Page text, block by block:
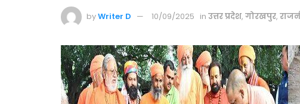
byWriter D 10/09/2025 in उत्तर प्रदेश, गोरखपुर,